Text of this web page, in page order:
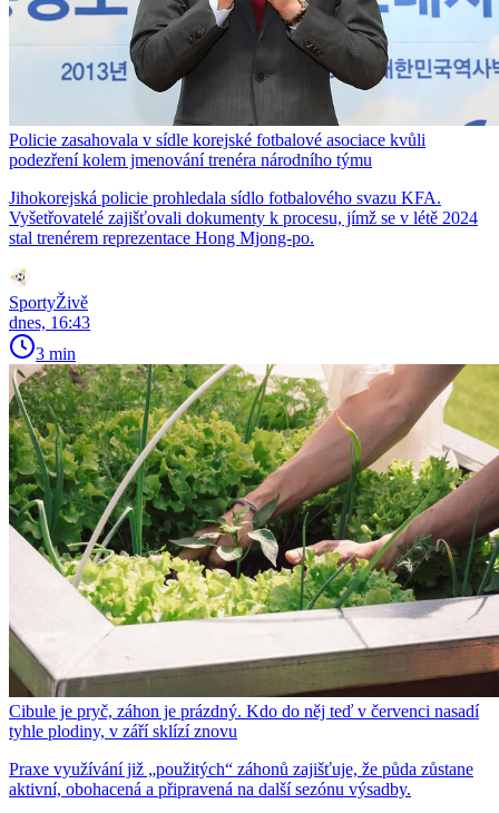
Policie zasahovala v sídle korejské fotbalové asociace kvůli
podezření kolem jmenování trenéra národního týmu
Jihokorejská policie prohledala sídlo fotbalového svazu KFA.
Vyšetřovatelé zajišťovali dokumenty k procesu, jímž se v létě 2024
stal trenérem reprezentace Hong Mjong-po.
SportyŽivě
dnes, 16:43
3 min
Cibule je pryč, záhon je prázdný. Kdo do něj teď v červenci nasadí
tyhle plodiny, v září sklízí znovu
Praxe využívání již „použitých“ záhonů zajišťuje, že půda zůstane
aktivní, obohacená a připravená na další sezónu výsadby.